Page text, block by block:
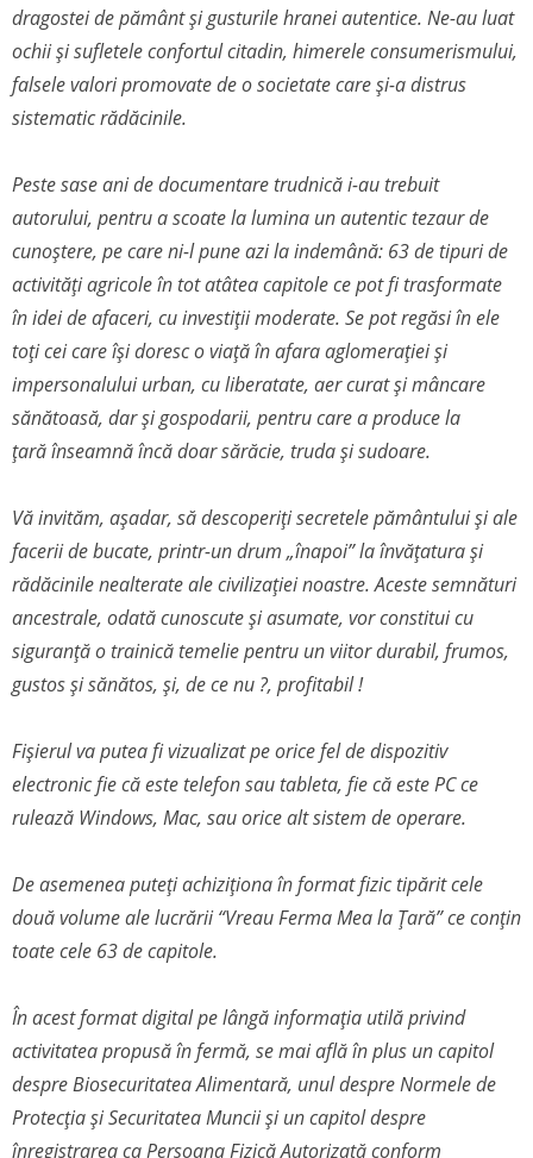
dragostei de pământ și gusturile hranei autentice. Ne-au luat
ochii și sufletele confortul citadin, himerele consumerismului,
falsele valori promovate de o societate care și-a distrus
sistematic rădăcinile.
Peste sase ani de documentare trudnică i-au trebuit
autorului, pentru a scoate la lumina un autentic tezaur de
cunoștere, pe care ni-l pune azi la indemână: 63 de tipuri de
activități agricole în tot atâtea capitole ce pot fi trasformate
în idei de afaceri, cu investiții moderate. Se pot regăsi în ele
toți cei care își doresc o viață în afara aglomerației și
impersonalului urban, cu liberatate, aer curat și mâncare
sănătoasă, dar și gospodarii, pentru care a produce la
țară înseamnă încă doar sărăcie, truda și sudoare.
Vă invităm, așadar, să descoperiți secretele pământului și ale
facerii de bucate, printr-un drum „înapoi” la învățatura și
rădăcinile nealterate ale civilizației noastre. Aceste semnături
ancestrale, odată cunoscute și asumate, vor constitui cu
siguranță o trainică temelie pentru un viitor durabil, frumos,
gustos și sănătos, și, de ce nu ?, profitabil !
Fișierul va putea fi vizualizat pe orice fel de dispozitiv
electronic fie că este telefon sau tableta, fie că este PC ce
rulează Windows, Mac, sau orice alt sistem de operare.
De asemenea puteți achiziționa în format fizic tipărit cele
două volume ale lucrării “Vreau Ferma Mea la Țară” ce conțin
toate cele 63 de capitole.
În acest format digital pe lângă informația utilă privind
activitatea propusă în fermă, se mai află în plus un capitol
despre Biosecuritatea Alimentară, unul despre Normele de
Protecția și Securitatea Muncii și un capitol despre
înregistrarea ca Persoana Fizică Autorizată conform